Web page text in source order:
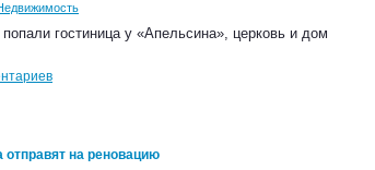
гостиница у «Апельсина», церковь и дом
отправят на реновацию